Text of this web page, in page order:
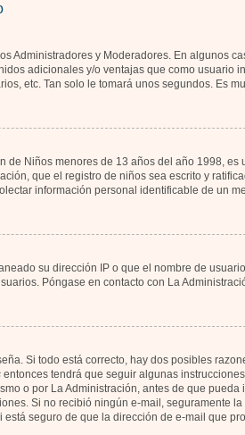
Administradores y Moderadores. En algunos
adicionales y/o ventajas que como usuario
etc. Tan solo le tomará unos segundos. Es
de Niños menores de 13 años del año 1998,
que el registro de niños sea escrito y
información personal identificable de un
su dirección IP o que el nombre de
Póngase en contacto con La
Si todo está correcto, hay dos posibles
entonces tendrá que seguir algunas
o por La Administración, antes de que
Si no recibió ningún e-mail, seguramente
seguro de que la dirección de e-mail que